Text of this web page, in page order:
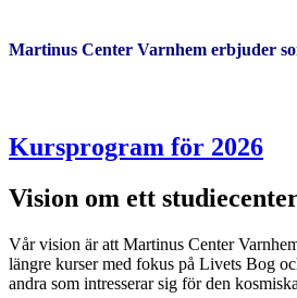
Martinus Center Varnhem erbjuder
Kursprogram för 2026
Vision om ett
Vår vision är att Martinus Center
längre kurser med fokus på Livets Bog
andra som intresserar sig för den